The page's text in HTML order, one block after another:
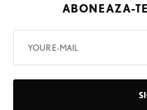
ABONEAZA-